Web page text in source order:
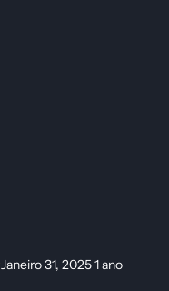
Janeiro 31, 20251 ano